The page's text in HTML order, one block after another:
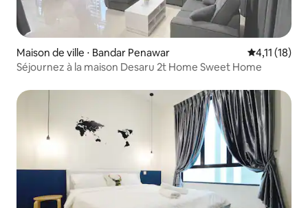
Maison de ville ⋅ Bandar Penawar Évaluation
4,11 (18)
Séjournez à la maison Desaru 2t Home Sweet Home